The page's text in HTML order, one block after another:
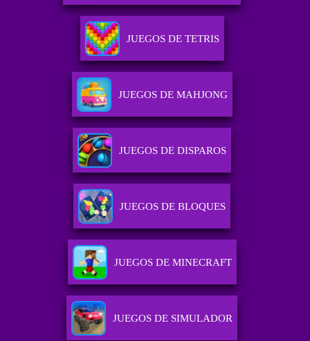
JUEGOS DE TETRIS
JUEGOS DE MAHJONG
JUEGOS DE DISPAROS
JUEGOS DE BLOQUES
JUEGOS DE MINECRAFT
JUEGOS DE SIMULADOR